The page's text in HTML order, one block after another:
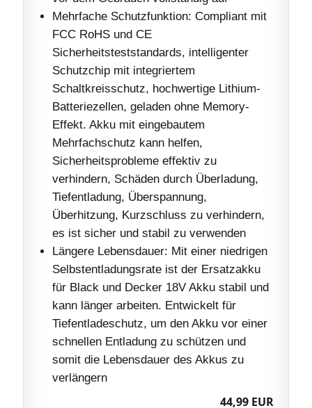
Mehrfache Schutzfunktion: Compliant mit
FCC RoHS und CE
Sicherheitsteststandards, intelligenter
Schutzchip mit integriertem
Schaltkreisschutz, hochwertige Lithium-
Batteriezellen, geladen ohne Memory-
Effekt. Akku mit eingebautem
Mehrfachschutz kann helfen,
Sicherheitsprobleme effektiv zu
verhindern, Schäden durch Überladung,
Tiefentladung, Überspannung,
Überhitzung, Kurzschluss zu verhindern,
es ist sicher und stabil zu verwenden
Längere Lebensdauer: Mit einer niedrigen
Selbstentladungsrate ist der Ersatzakku
für Black und Decker 18V Akku stabil und
kann länger arbeiten. Entwickelt für
Tiefentladeschutz, um den Akku vor einer
schnellen Entladung zu schützen und
somit die Lebensdauer des Akkus zu
verlängern
44,99 EUR